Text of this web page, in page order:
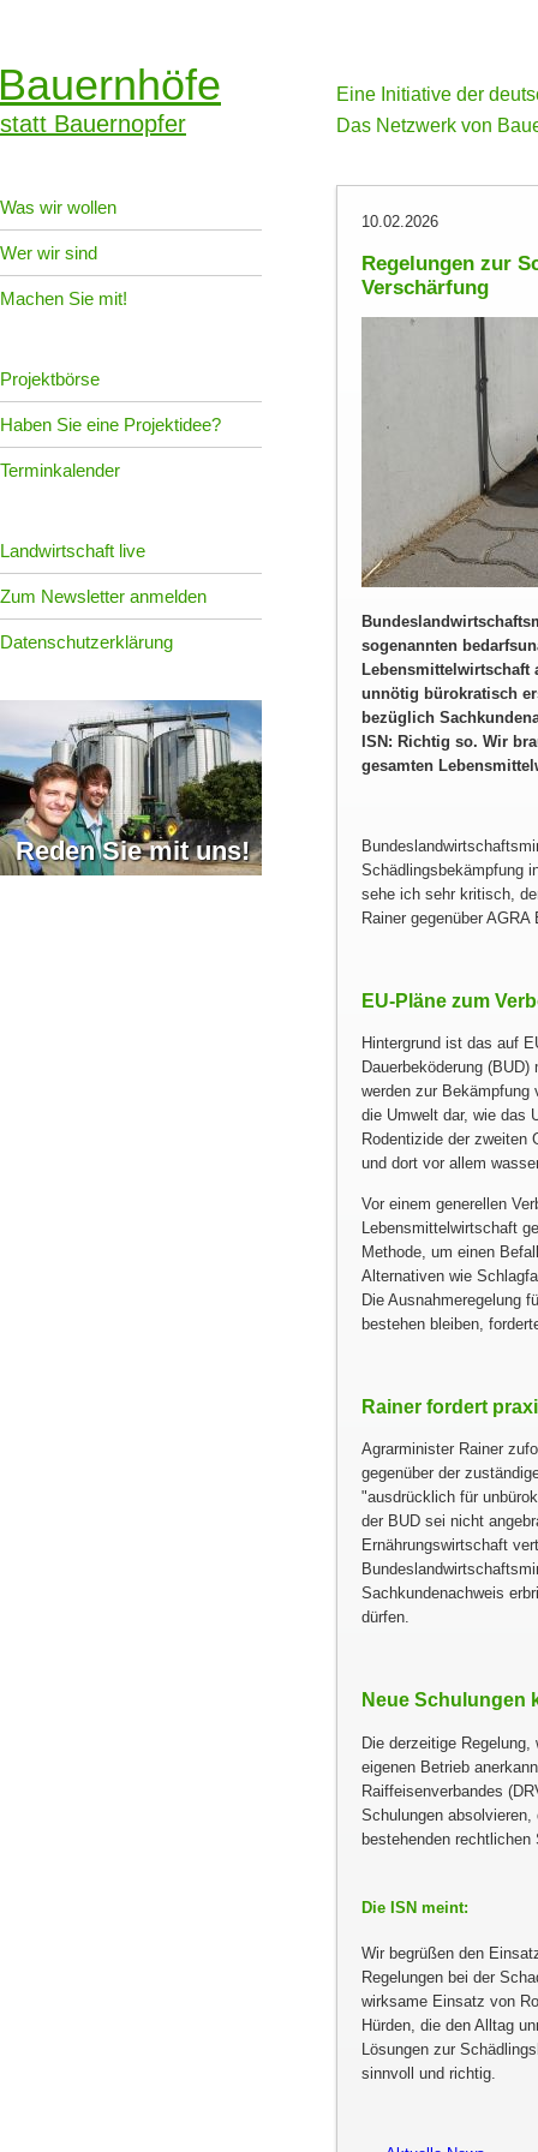
statt Bauernopfer
Eine Initiative der
Das Netzwerk von
Was wir wollen
Wer wir sind
Machen Sie mit!
Projektbörse
Haben Sie eine Projektidee?
Terminkalender
Landwirtschaft live
Zum Newsletter anmelden
Datenschutzerklärung
Reden Sie mit uns!
10.02.2026
Regelungen zur
Verschärfung
sogenannten
Lebensmittelwirtschaft
unnötig bürokratisch
bezüglich
ISN: Richtig so. Wir
gesamten
Schädlingsbekämpfung
sehe ich sehr kritisch,
Rainer gegenüber AGRA
EU‑Pläne zum
Hintergrund ist das auf
Dauerbeköderung
werden zur Bekämpfung
die Umwelt dar, wie das
Rodentizide der zweiten
und dort vor allem
Vor einem generellen
Lebensmittelwirtschaft
Methode, um einen
Alternativen wie
Die Ausnahmeregelung
bestehen bleiben,
Rainer fordert
Agrarminister Rainer
gegenüber der
ausdrücklich für
der BUD sei nicht
Ernährungswirtschaft
Sachkundenachweis
dürfen.
Neue Schulungen
Die derzeitige
eigenen Betrieb
Raiffeisenverbandes
Schulungen
bestehenden
Die ISN meint:
Wir begrüßen den
Regelungen bei der
wirksame Einsatz von
Hürden, die den Alltag
Lösungen zur
sinnvoll und richtig.